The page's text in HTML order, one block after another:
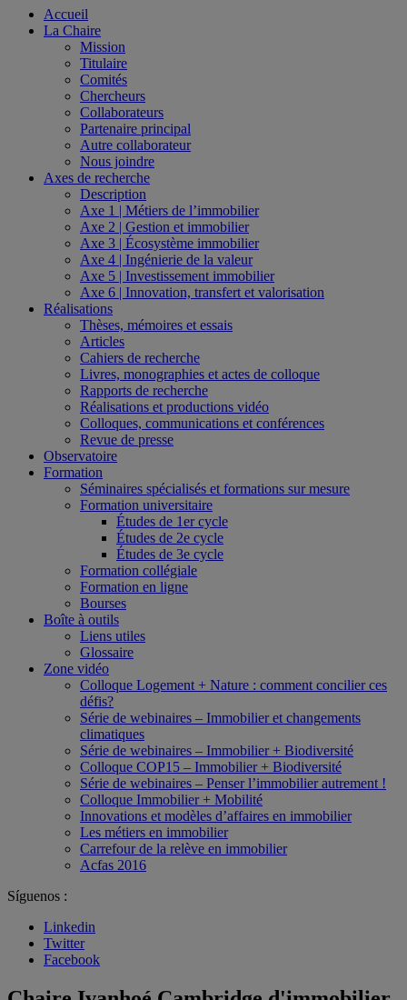
Accueil
La Chaire
Mission
Titulaire
Comités
Chercheurs
Collaborateurs
Partenaire principal
Autre collaborateur
Nous joindre
Axes de recherche
Description
Axe 1 | Métiers de l’immobilier
Axe 2 | Gestion et immobilier
Axe 3 | Écosystème immobilier
Axe 4 | Ingénierie de la valeur
Axe 5 | Investissement immobilier
Axe 6 | Innovation, transfert et valorisation
Réalisations
Thèses, mémoires et essais
Articles
Cahiers de recherche
Livres, monographies et actes de colloque
Rapports de recherche
Réalisations et productions vidéo
Colloques, communications et conférences
Revue de presse
Observatoire
Formation
Séminaires spécialisés et formations sur mesure
Formation universitaire
Études de 1er cycle
Études de 2e cycle
Études de 3e cycle
Formation collégiale
Formation en ligne
Bourses
Boîte à outils
Liens utiles
Glossaire
Zone vidéo
Colloque Logement + Nature : comment concilier ces
défis?
Série de webinaires – Immobilier et changements
climatiques
Série de webinaires – Immobilier + Biodiversité
Colloque COP15 – Immobilier + Biodiversité
Série de webinaires – Penser l’immobilier autrement !
Colloque Immobilier + Mobilité
Innovations et modèles d’affaires en immobilier
Les métiers en immobilier
Carrefour de la relève en immobilier
Acfas 2016
Síguenos :
Linkedin
Twitter
Facebook